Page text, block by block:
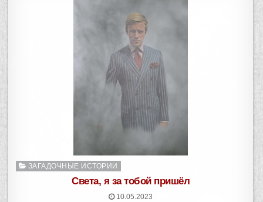
Опубликовано
ЗАГАДОЧНЫЕ ИСТОРИИ
Света, я за тобой пришёл
10.05.2023